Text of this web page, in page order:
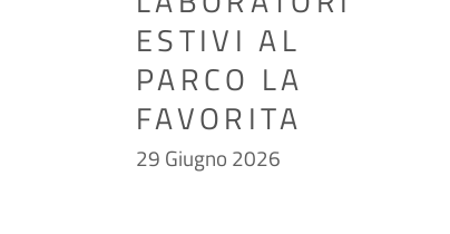
ESTIVI AL
PARCO LA
FAVORITA
29 Giugno 2026